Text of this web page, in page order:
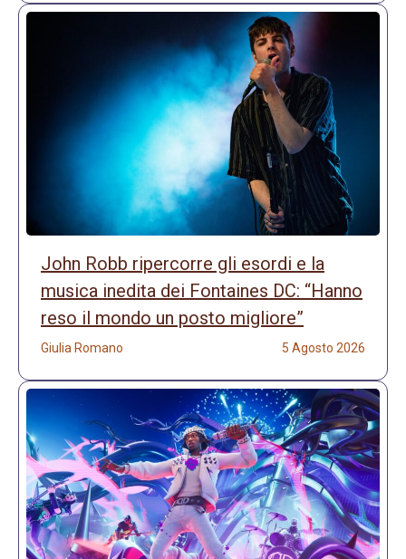
John Robb ripercorre gli esordi e la
musica inedita dei Fontaines DC: “Hanno
reso il mondo un posto migliore”
Giulia Romano 5 Agosto 2026